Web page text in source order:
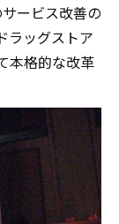
ービス改善の
ラッグストア
本格的な改革